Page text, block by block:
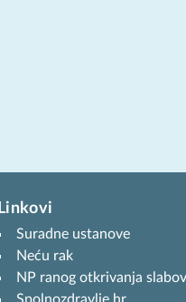
Linkovi
Suradne ustanove
Neću rak
NP ranog otkrivanja